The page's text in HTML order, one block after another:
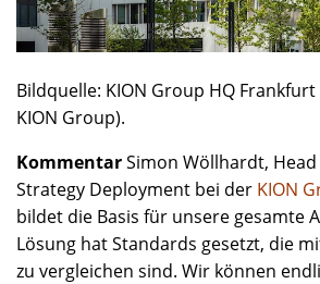
Bildquelle: KION Group HQ
KION Group).
KommentarSimon Wöllhardt,
Strategy Deployment bei der KION
bildet die Basis für unsere gesamte
Lösung hat Standards gesetzt, die
zu vergleichen sind. Wir können